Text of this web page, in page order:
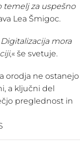
temelj za uspešno
Lea Šmigoc.
mora
,« še svetuje.
orodja ne ostanejo
a ključni del
preglednost in